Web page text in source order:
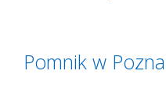
Pomnik w